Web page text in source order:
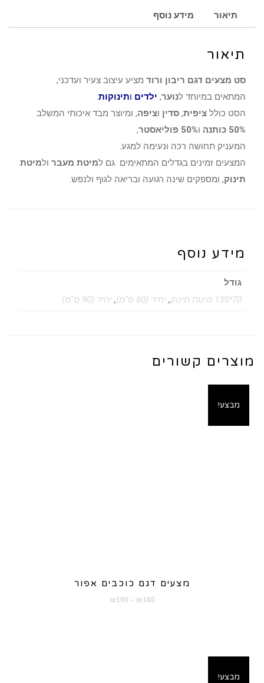
ורודתיאור מידע נוסף
תיאור
סט מצעים דגם ריבון ורוד מציע עיצוב צעיר ועדכני,
המתאים במיוחד לנוער, ילדים ותינוקות.
הסט כולל ציפית, סדין וציפה, ומיוצר מבד איכותי המשלב
50% כותנה
ו50% פוליאסטר
,
המעניק תחושה רכה ונעימה למגע.
המצעים זמינים בגדלים המתאימים גם למיטת מעבר ולמיטת
תינוק, ומספקים שינה רגועה ובריאה לגוף ולנפש.
מידע נוסף
גודל
70*135 מיטת תינוק
, יחיד (80 ס"מ) , יחיד (90 ס"מ)
מוצרים קשורים
מבצע!
מצעים דגם כוכבים אפור
₪ 180
–
₪ 190
מבצע!